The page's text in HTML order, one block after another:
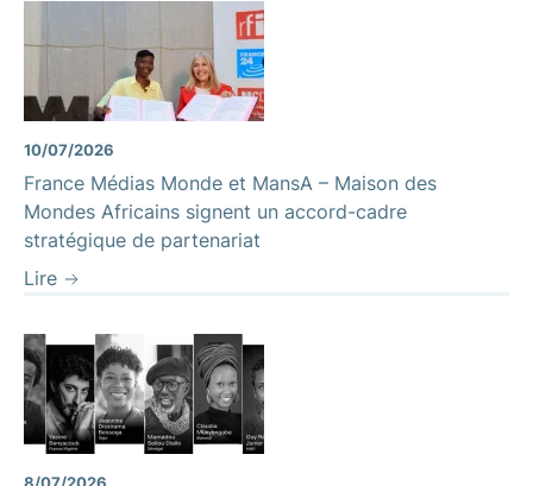
10/07/2026
France Médias Monde et MansA – Maison des
Mondes Africains signent un accord-cadre
stratégique de partenariat
Lire
8/07/2026